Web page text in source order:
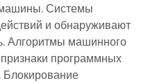
Системы
и обнаруживают
Алгоритмы машинного
программных
Блокирование